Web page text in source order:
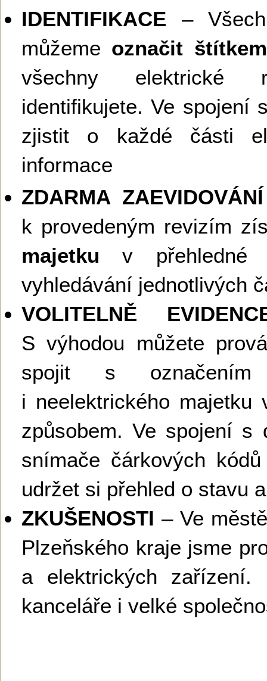
IDENTIFIKACE –
můžeme označit
všechny elektrické
identifikujete. Ve spojení
zjistit o každé části
informace
ZDARMA
k provedeným revizím
majetku v přehledné
vyhledávání jednotlivých
VOLITELNĚ
S výhodou můžete
spojit s označením
i neelektrického majetku
způsobem. Ve spojení s
snímače čárkových
udržet si přehled o stavu
ZKUŠENOSTI – Ve
Plzeňského kraje jsme
a elektrických
kanceláře i velké